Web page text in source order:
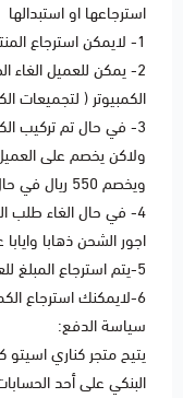
استرجاعها او استبدالها
1- لايمكن استرجاع المنتج بدون فاتورة الشراء
الكمبيوتر ( لتجميعات
3- في حال تم تركيب الكمبيوتر يمكنك الغاء الطلب
ولاكن يخصم على العميل 450 ريال رسوم اشغال و
ويخصم 550 ريال في حال التركيب و تم الشحن
اجور الشحن ذهابا
5-يتم استرجاع المبلغ للعميل خلال 14 يوم عمل
6-لايمكنك استرجاع الكمبيوتر بعد استلامه
سياسة الدفع:
يتيح متجر كناري
البنكي على أحد